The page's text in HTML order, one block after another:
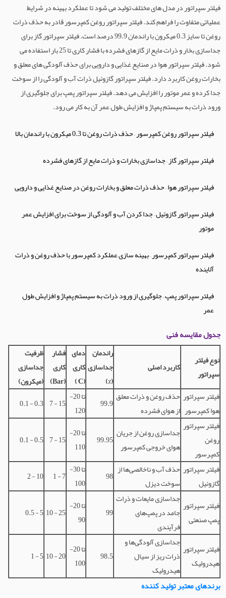
فیلتر سپراتور در مدل های مختلف تولید می شود تا عملکرد بهینه در شرایط
عملیاتی متفاوت را فراهم کند. فیلتر سپراتور روغن کمپرسور قادر به حذف ذرات
روغن تا سایز 0.3 میکرون با راندمان 99.9 درصد است. فیلتر سپراتور گاز برای
جداسازی بخار و ذرات مایع از گازهای فشرده با فشار کاری تا 25 بار استفاده می
شود. فیلتر سپراتور هوا در صنایع غذایی و دارویی برای حذف آلودگی های معلق و
بخارات روغن کاربرد دارد. فیلتر سپراتور گازوئیل ذرات آب و آلودگی را از سوخت
جدا کرده و عمر موتور را افزایش می دهد. فیلتر سپراتور پمپ برای جلوگیری از
ورود ذرات به سیستم پمپاژ و افزایش طول عمر آن به کار می رود.
فیلتر سپراتور روغن کمپرسور – حذف ذرات روغن تا 0.3 میکرون با راندمان بالا
فیلتر سپراتور گاز – جداسازی بخارات و ذرات مایع از گازهای فشرده
فیلتر سپراتور هوا – حذف ذرات معلق و بخارات روغن در صنایع غذایی و دارویی
فیلتر سپراتور گازوئیل – جدا کردن آب و آلودگی از سوخت برای افزایش عمر
موتور
فیلتر سپراتور کمپرسور – بهینه سازی عملکرد کمپرسور با حذف روغن و ذرات
آلاینده
فیلتر سپراتور پمپ – جلوگیری از ورود ذرات به سیستم پمپاژ و افزایش طول
عمر
جدول مقایسه فنی
ظرفیت
جداسازی
(میکرون)
فشار
کاری
(Bar)
دمای
کاری
(°C)
راندمان
جداسازی
(%)
کاربرد اصلی
نوع فیلتر
سپراتور
0.1 - 0.3 7 - 15 -20 تا
120
99.9 حذف روغن و ذرات معلق
از هوای فشرده
فیلتر سپراتور
هوا کمپرسور
0.1 - 0.5 7 - 15 -20 تا
110
99.95 جداسازی روغن از جریان
هوای خروجی کمپرسور
فیلتر سپراتور
روغن
کمپرسور
2 - 10
1 - 7 -30 تا
100
98 حذف آب و ناخالصی‌ها از
سوخت دیزل
فیلتر سپراتور
گازوئیل
0.5 - 5 10 - 25 -20 تا
90
99
جداسازی مایعات و ذرات
جامد در پمپ‌های
فرآیندی
فیلتر سپراتور
پمپ صنعتی
1 - 5 10 - 20 -20 تا
100
98.5
جداسازی آلودگی‌ها و
ذرات ریز از سیال
هیدرولیک
فیلتر سپراتور
هیدرولیک
برندهای معتبر تولید کننده